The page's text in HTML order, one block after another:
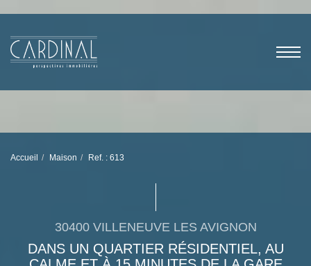
Accueil Maison Ref. : 613
30400 VILLENEUVE LES AVIGNON
DANS UN QUARTIER RÉSIDENTIEL, AU